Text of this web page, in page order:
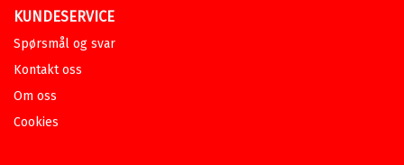
KUNDESERVICE
Spørsmål og svar
Kontakt oss
Om oss
Cookies